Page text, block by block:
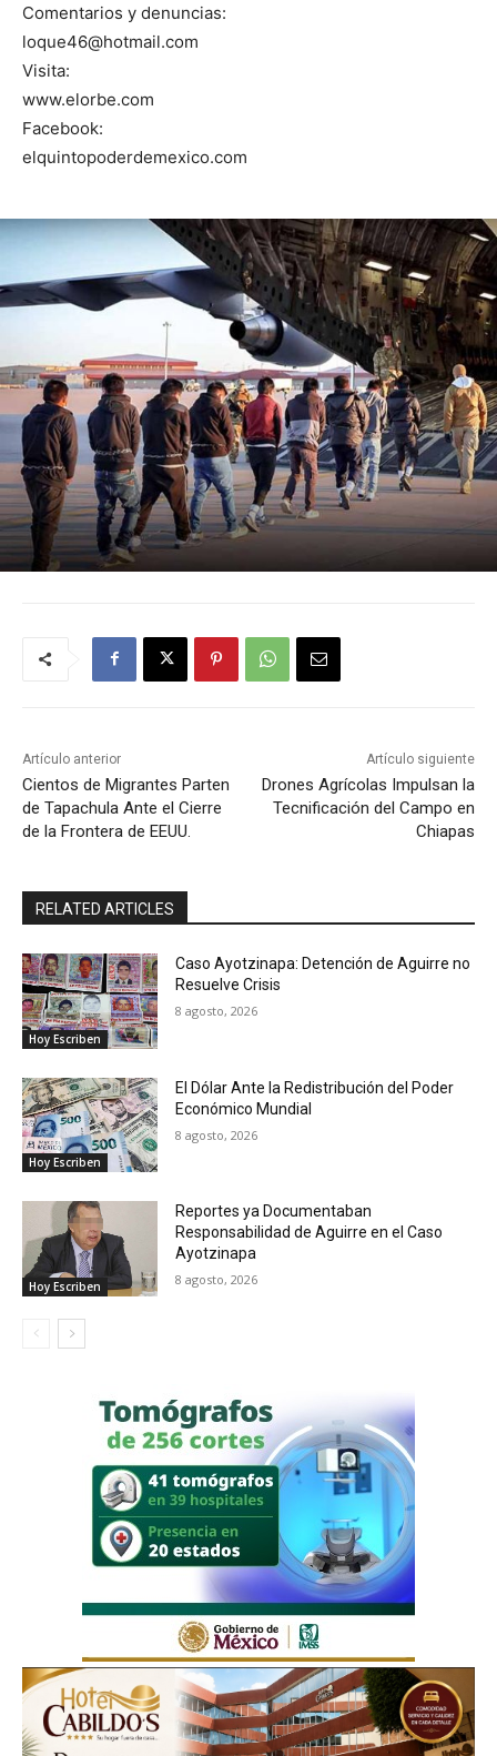
Comentarios y denuncias:
loque46@hotmail.com
Visita:
www.elorbe.com
Facebook:
elquintopoderdemexico.com
Artículo anterior
Cientos de Migrantes Parten
de Tapachula Ante el Cierre
de la Frontera de EEUU.
Artículo siguiente
Drones Agrícolas Impulsan la
Tecnificación del Campo en
Chiapas
RELATED ARTICLES
Hoy Escriben
Caso Ayotzinapa: Detención de Aguirre no
Resuelve Crisis
8 agosto, 2026
Hoy Escriben
El Dólar Ante la Redistribución del Poder
Económico Mundial
8 agosto, 2026
Hoy Escriben
Reportes ya Documentaban
Responsabilidad de Aguirre en el Caso
Ayotzinapa
8 agosto, 2026